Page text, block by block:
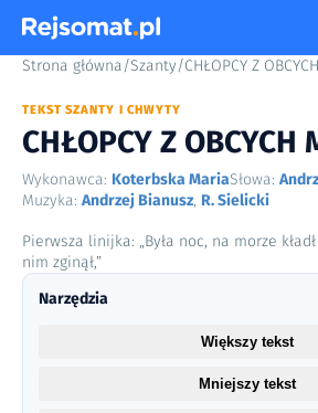
Strona główna/Szanty/CHŁOPCY Z
TEKST SZANTY I CHWYTY
CHŁOPCY Z OBCYCH
Wykonawca: Koterbska MariaSłowa:
Muzyka: Andrzej Bianusz, R. Sielicki
Pierwsza linijka: „Była noc, na morze
nim zginął,”
Narzędzia
Większy tekst
Mniejszy tekst